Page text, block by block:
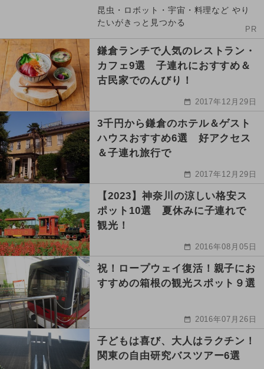
昆虫・ロボット・宇宙・料理など やり
たいがきっと見つかる
PR
鎌倉ランチで人気のレストラン・
カフェ9選 子連れにおすすめ＆
古民家でのんびり！
2017年12月29日
3千円から鎌倉のホテル＆ゲスト
ハウスおすすめ6選 好アクセス
＆子連れ旅行で
2017年12月29日
【2023】神奈川の涼しい格安ス
ポット10選 夏休みに子連れで
観光！
2016年08月05日
祝！ロープウェイ復活！親子にお
すすめの箱根の観光スポット９選
2016年07月26日
子どもは喜び、大人はラクチン！
関東の自由研究バスツアー6選